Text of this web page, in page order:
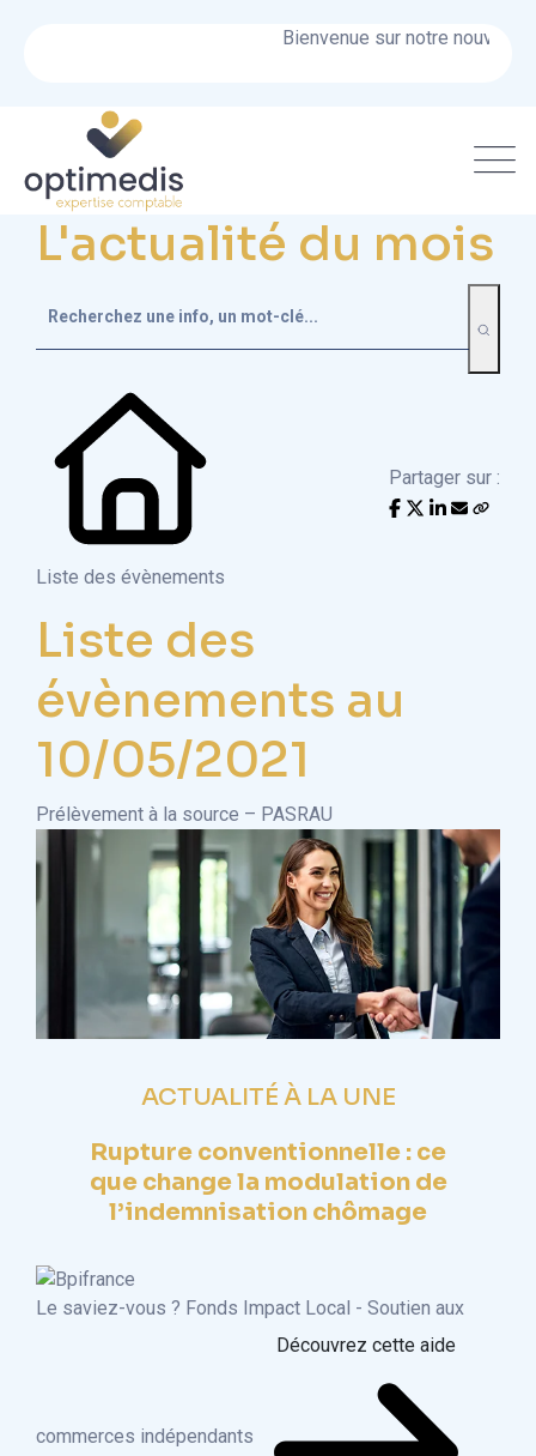
Bienvenue sur notre nouveau
L'actualité du mois
Liste des évènements
Partager sur :
Liste des
évènements au
10/05/2021
Prélèvement à la source – PASRAU
ACTUALITÉ À LA UNE
Rupture conventionnelle : ce
que change la modulation de
l’indemnisation chômage
Le saviez-vous ? Fonds Impact Local - Soutien aux
commerces indépendants
Découvrez cette aide